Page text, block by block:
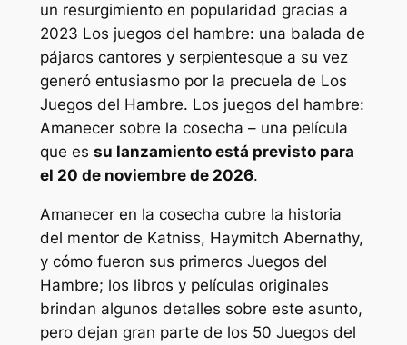
un resurgimiento en popularidad gracias a
2023 Los juegos del hambre: una balada de
pájaros cantores y serpientesque a su vez
generó entusiasmo por la precuela de Los
Juegos del Hambre. Los juegos del hambre:
Amanecer sobre la cosecha – una película
que es su lanzamiento está previsto para
el 20 de noviembre de 2026.
Amanecer en la cosecha cubre la historia
del mentor de Katniss, Haymitch Abernathy,
y cómo fueron sus primeros Juegos del
Hambre; los libros y películas originales
brindan algunos detalles sobre este asunto,
pero dejan gran parte de los 50 Juegos del